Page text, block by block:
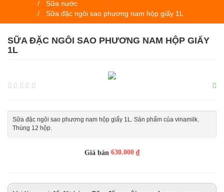
Sữa nước
Sữa đặc ngôi sao phương nam hộp giấy 1L
SỮA ĐẶC NGÔI SAO PHƯƠNG NAM HỘP GIẤY
1L
Sữa đặc ngôi sao phương nam hộp giấy 1L. Sản phẩm của vinamilk.
Thùng 12 hộp.
Giá bán 630.000 ₫